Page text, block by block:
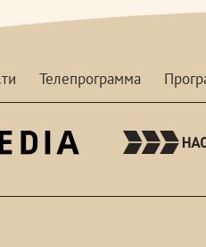
Телепрограмма